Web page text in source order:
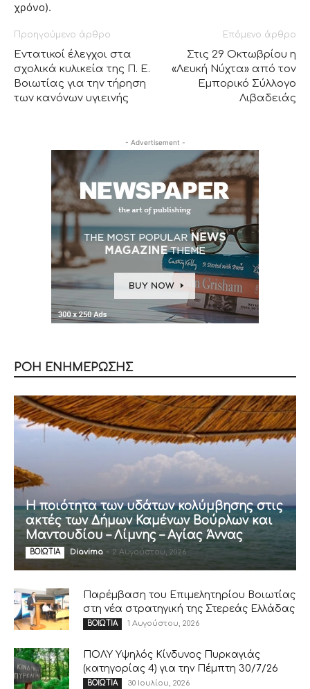
χρόνο).
Προηγούμενο άρθρο
Εντατικοί έλεγχοι στα
σχολικά κυλικεία της Π. Ε.
Βοιωτίας για την τήρηση
των κανόνων υγιεινής
Επόμενο άρθρο
Στις 29 Οκτωβρίου η
«Λευκή Νύχτα» από τον
Εμπορικό Σύλλογο
Λιβαδειάς
- Advertisement -
ΡΟΗ ΕΝΗΜΕΡΩΣΗΣ
Η ποιότητα των υδάτων κολύμβησης στις
ακτές των Δήμων Καμένων Βούρλων και
Μαντουδίου – Λίμνης – Αγίας Άννας
ΒΟΙΩΤΙΑ Diavima - 2 Αυγούστου, 2026
Παρέμβαση του Επιμελητηρίου Βοιωτίας
στη νέα στρατηγική της Στερεάς Ελλάδας
ΒΟΙΩΤΙΑ 1 Αυγούστου, 2026
ΠΟΛΥ Υψηλός Κίνδυνος Πυρκαγιάς
(κατηγορίας 4) για την Πέμπτη 30/7/26
ΒΟΙΩΤΙΑ 30 Ιουλίου, 2026